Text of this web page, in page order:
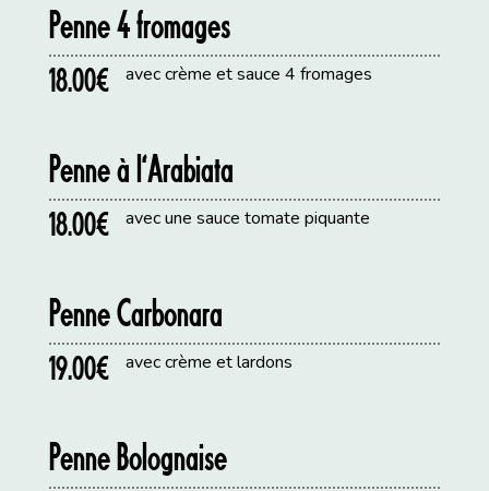
Penne 4 fromages
18.00€ avec crème et sauce 4 fromages
Penne à l’Arabiata
18.00€ avec une sauce tomate piquante
Penne Carbonara
19.00€ avec crème et lardons
Penne Bolognaise